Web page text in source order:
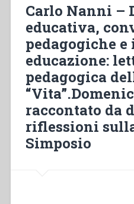
Carlo Nanni –
educativa,
pedagogiche e
educazione:
pedagogica
raccontato da
riflessioni
Simposio